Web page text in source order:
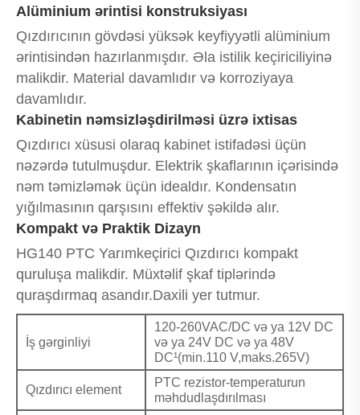
Alüminium ərintisi konstruksiyası
Qızdırıcının gövdəsi yüksək keyfiyyətli alüminium
ərintisindən hazırlanmışdır. Əla istilik keçiriciliyinə
malikdir. Material davamlıdır və korroziyaya
davamlıdır.
Kabinetin nəmsizləşdirilməsi üzrə ixtisas
Qızdırıcı xüsusi olaraq kabinet istifadəsi üçün
nəzərdə tutulmuşdur. Elektrik şkaflarının içərisində
nəm təmizləmək üçün idealdır. Kondensatın
yığılmasının qarşısını effektiv şəkildə alır.
Kompakt və Praktik Dizayn
HG140 PTC Yarımkeçirici Qızdırıcı kompakt
quruluşa malikdir. Müxtəlif şkaf tiplərində
quraşdırmaq asandır.Daxili yer tutmur.
İş gərginliyi
120-260VAC/DC və ya 12V DC
və ya 24V DC və ya 48V
DC¹(min.110 V,maks.265V)
Qızdırıcı element
PTC rezistor-temperaturun
məhdudlaşdırılması